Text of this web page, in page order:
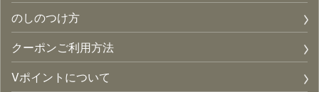
のしのつけ方
クーポンご利用方法
Vポイントについて